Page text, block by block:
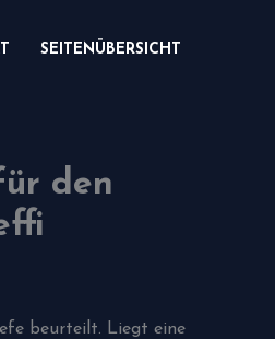
SEITENÜBERSICHT
den
beurteilt. Liegt eine